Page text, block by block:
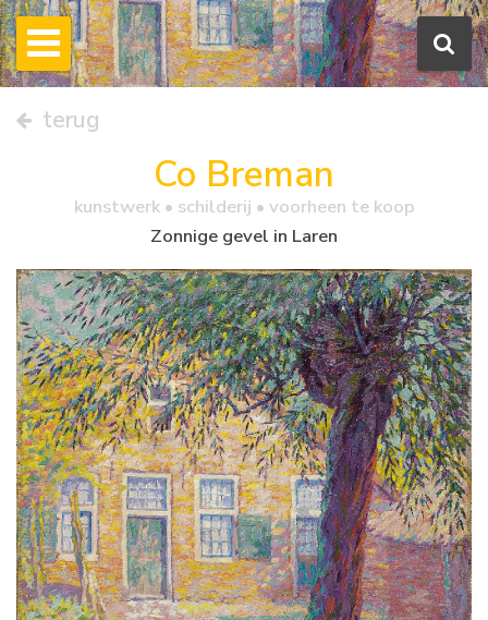
terug
Co Breman
kunstwerk • schilderij • voorheen te koop
Zonnige gevel in Laren